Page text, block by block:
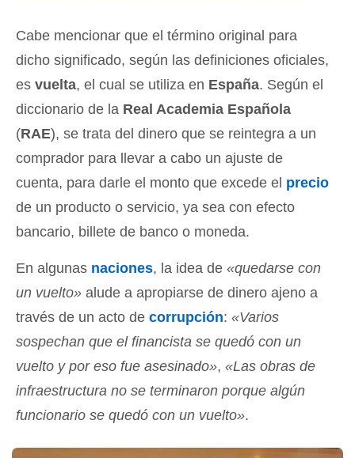
Cabe mencionar que el término original para
dicho significado, según las definiciones oficiales,
es vuelta, el cual se utiliza en España. Según el
diccionario de la Real Academia Española
(RAE), se trata del dinero que se reintegra a un
comprador para llevar a cabo un ajuste de
cuenta, para darle el monto que excede el precio
de un producto o servicio, ya sea con efecto
bancario, billete de banco o moneda.
En algunas naciones, la idea de «quedarse con
un vuelto» alude a apropiarse de dinero ajeno a
través de un acto de corrupción: «Varios
sospechan que el financista se quedó con un
vuelto y por eso fue asesinado», «Las obras de
infraestructura no se terminaron porque algún
funcionario se quedó con un vuelto».